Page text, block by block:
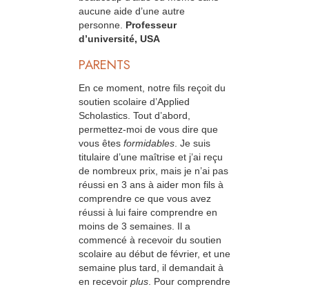
aucune aide d’une autre
personne. Professeur
d’université, USA
PARENTS
En ce moment, notre fils reçoit du
soutien scolaire d’Applied
Scholastics. Tout d’abord,
permettez-moi de vous dire que
vous êtes formidables. Je suis
titulaire d’une maîtrise et j’ai reçu
de nombreux prix, mais je n’ai pas
réussi en 3 ans à aider mon fils à
comprendre ce que vous avez
réussi à lui faire comprendre en
moins de 3 semaines. Il a
commencé à recevoir du soutien
scolaire au début de février, et une
semaine plus tard, il demandait à
en recevoir plus. Pour comprendre